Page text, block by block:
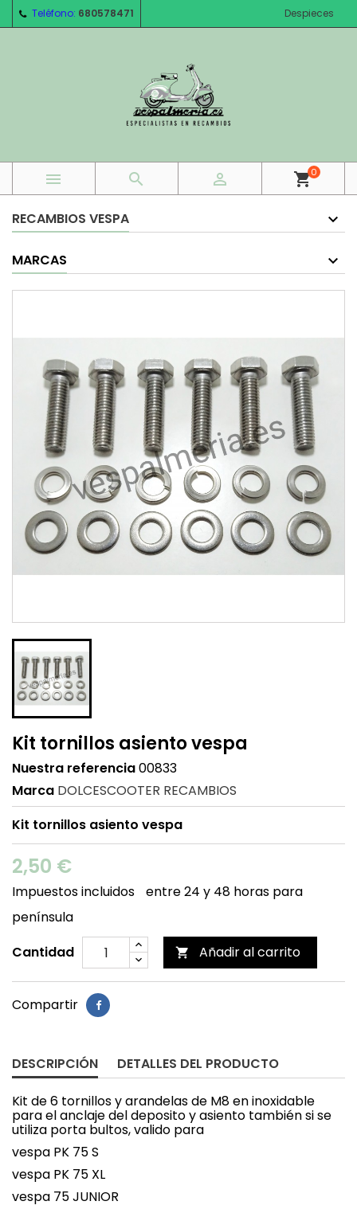
Teléfono: 680578471 Despieces
   shopping_cart0
RECAMBIOS VESPA
MARCAS
Kit tornillos asiento vespa
Nuestra referencia00833
Marca DOLCESCOOTER RECAMBIOS
Kit tornillos asiento vespa
2,50 €
Impuestos incluidos
entre 24 y 48 horas para
península
Cantidad
 Añadir al carrito
Compartir
DESCRIPCIÓN DETALLES DEL PRODUCTO
Kit de 6 tornillos y arandelas de M8 en inoxidable
para el anclaje del deposito y asiento también si se
utiliza porta bultos, valido para
vespa PK 75 S
vespa PK 75 XL
vespa 75 JUNIOR